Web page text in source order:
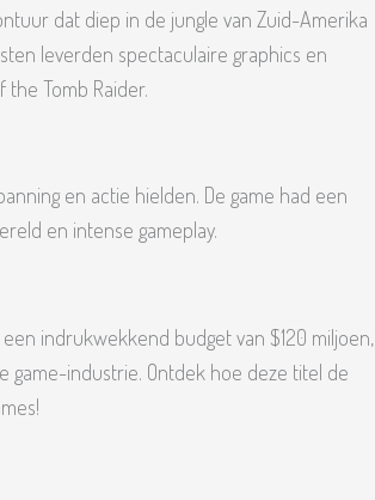
dat diep in de jungle van Zuid-Amerika
leverden spectaculaire graphics en
Tomb Raider.
en actie hielden. De game had een
en intense gameplay.
indrukwekkend budget van $120 miljoen,
game-industrie. Ontdek hoe deze titel de